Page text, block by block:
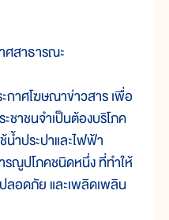
ศสาธารณะ
ศโฆษณาข่าวสาร เพื่อ
ชาชนจำเป็นต้องบริโภค
น้ำประปาและไฟฟ้า
ณูปโภคชนิดหนึ่ง ที่ทำให้
ลอดภัย และเพลิดเพลิน